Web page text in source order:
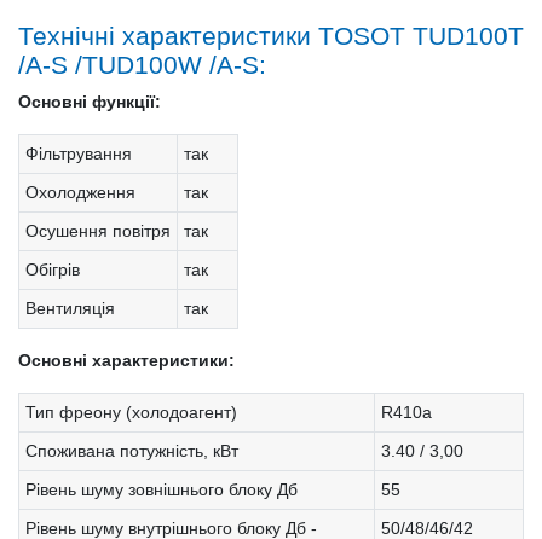
Технічні характеристики TOSOT TUD100T
/A-S /TUD100W /A-S:
Основні функції:
Фільтрування
так
Охолодження
так
Осушення повітря
так
Обігрів
так
Вентиляція
так
Основні характеристики:
Тип фреону (холодоагент)
R410a
Споживана потужність, кВт
3.40 / 3,00
Рівень шуму зовнішнього блоку Дб
55
Рівень шуму внутрішнього блоку Дб -
50/48/46/42